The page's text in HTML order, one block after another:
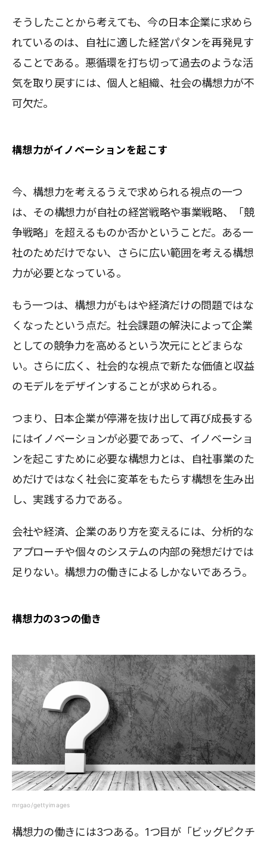
そうしたことから考えても、今の日本企業に求めら
れているのは、自社に適した経営パタンを再発見す
ることである。悪循環を打ち切って過去のような活
気を取り戻すには、個人と組織、社会の構想力が不
可欠だ。
構想力がイノベーションを起こす
今、構想力を考えるうえで求められる視点の一つ
は、その構想力が自社の経営戦略や事業戦略、「競
争戦略」を超えるものか否かということだ。ある一
社のためだけでない、さらに広い範囲を考える構想
力が必要となっている。
もう一つは、構想力がもはや経済だけの問題ではな
くなったという点だ。社会課題の解決によって企業
としての競争力を高めるという次元にとどまらな
い。さらに広く、社会的な視点で新たな価値と収益
のモデルをデザインすることが求められる。
つまり、日本企業が停滞を抜け出して再び成長する
にはイノベーションが必要であって、イノベーショ
ンを起こすために必要な構想力とは、自社事業のた
めだけではなく社会に変革をもたらす構想を生み出
し、実践する力である。
会社や経済、企業のあり方を変えるには、分析的な
アプローチや個々のシステムの内部の発想だけでは
足りない。構想力の働きによるしかないであろう。
構想力の3つの働き
mrgao/gettyimages
構想力の働きには3つある。1つ目が「ビッグピクチ